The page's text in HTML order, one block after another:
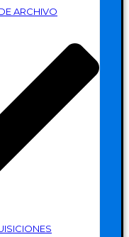
ARCHIVO